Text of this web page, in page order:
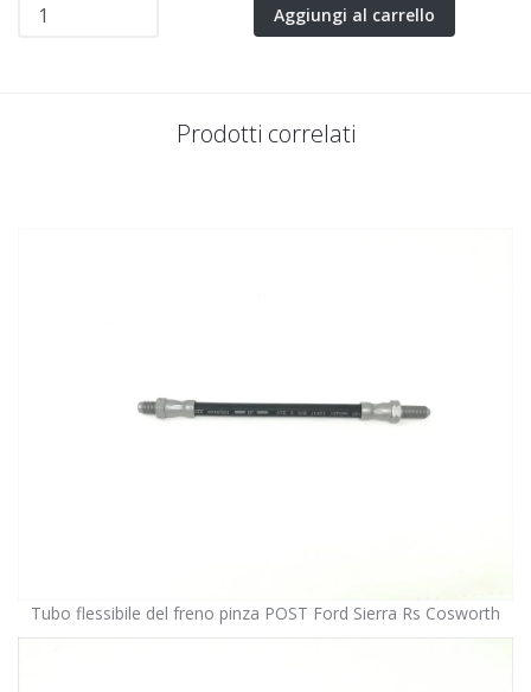
Aggiungi al carrello
Prodotti correlati
Tubo flessibile del freno pinza POST Ford Sierra Rs Cosworth